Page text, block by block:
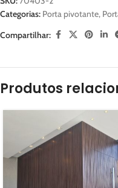
Categorias: Porta pivotante,
Compartilhar:
Produtos